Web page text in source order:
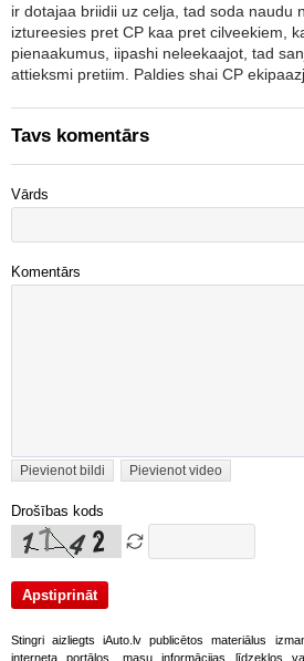
ir dotajaa briidii uz celja, tad soda naudu
iztureesies pret CP kaa pret cilveekiem,
pienaakumus, iipashi neleekaajot, tad
attieksmi pretiim. Paldies shai CP
Tavs komentārs
Vārds
Komentārs
Pievienot bildi Pievienot video
Drošības kods
Stingri aizliegts iAuto.lv publicētos materiālus
interneta portālos, masu informācijas līdzekļos